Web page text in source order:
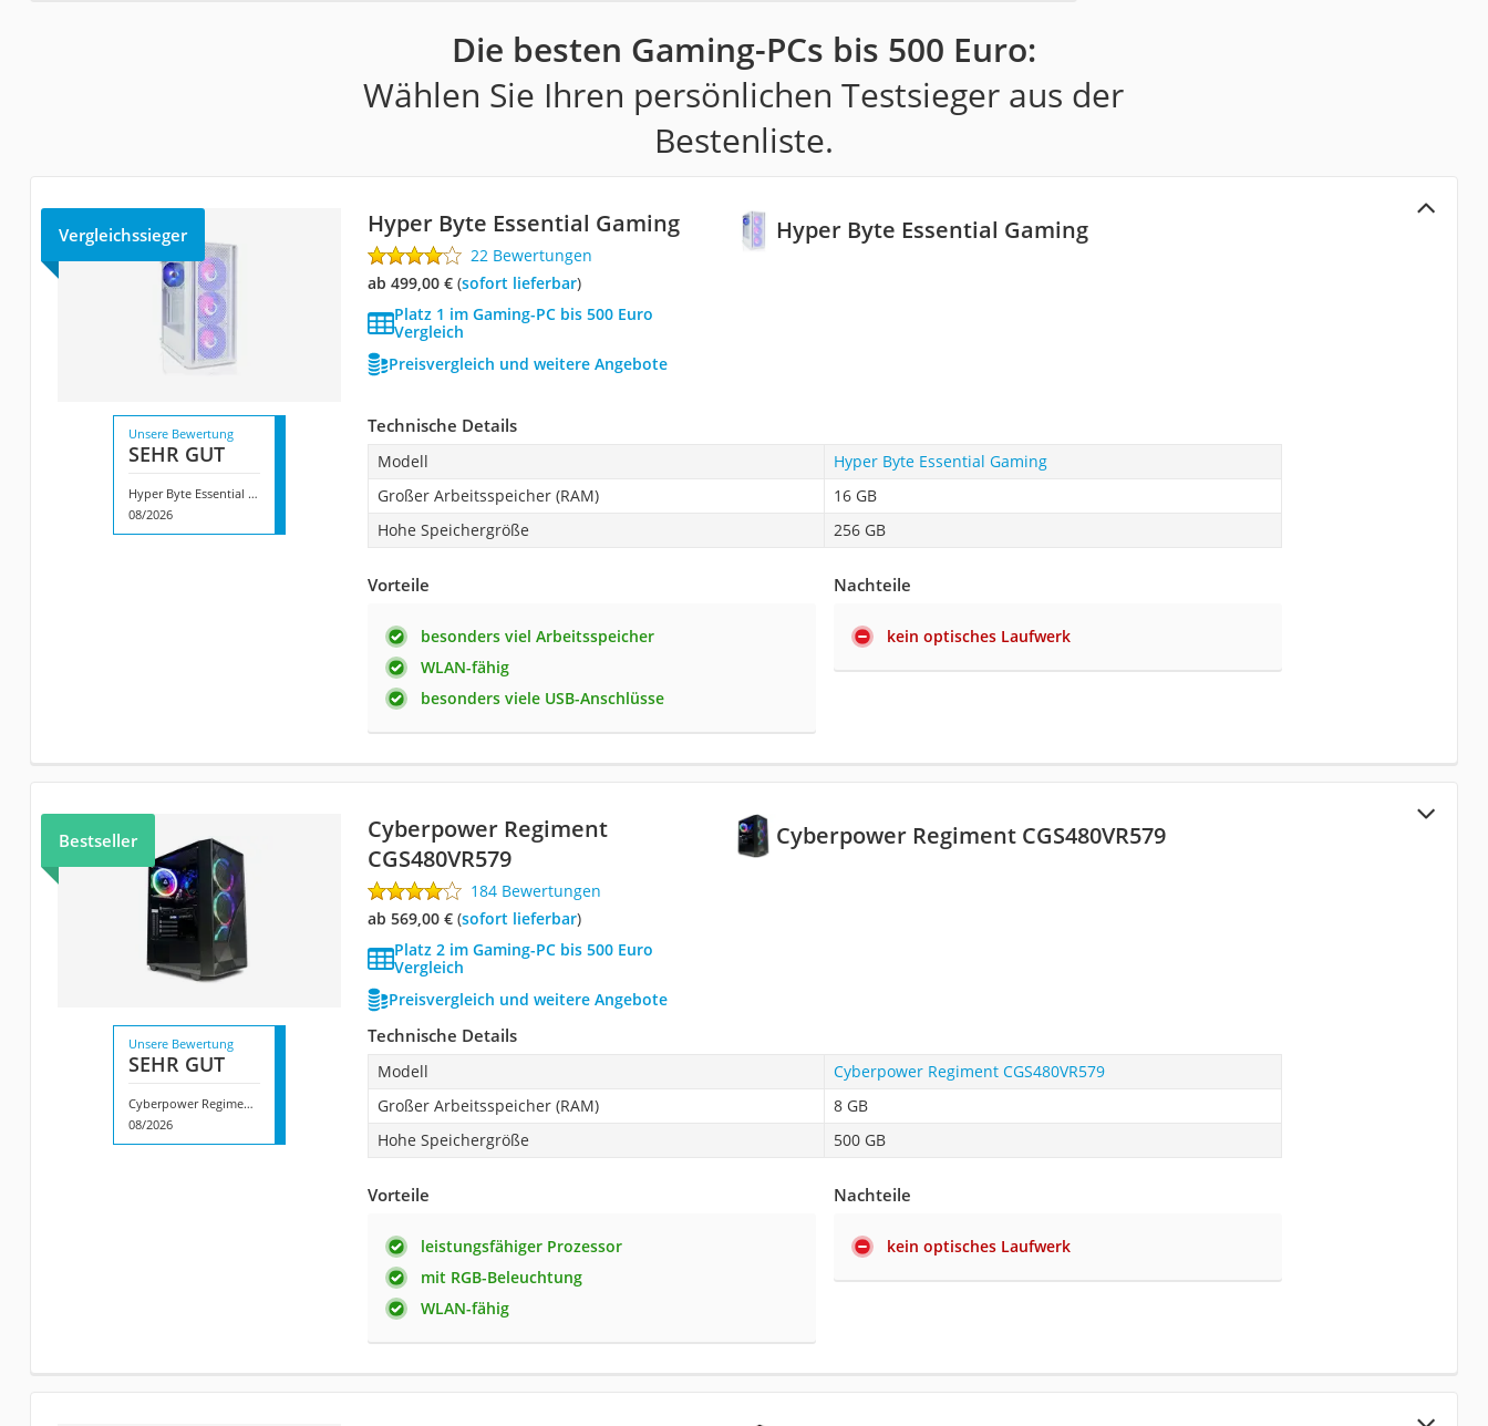
Die besten Gaming-PCs bis 500 Euro:
Wählen Sie Ihren persönlichen Testsieger aus der
Bestenliste.
Hyper Byte Essential Gaming
Vergleichssieger Hyper Byte Essential Gaming
22 Bewertungen
ab 499,00 €( Sofort lieferbar)
Platz 1 im Gaming-PC bis 500 Euro
Vergleich
Preisvergleich und weitere Angebote
Unsere Bewertung
SEHR GUT
Hyper Byte Essential Gaming
08/2026
Technische Details
Modell
Hyper Byte Essential Gaming
Großer Arbeitsspeicher (RAM)
16 GB
Hohe Speichergröße
256 GB
Vorteile
besonders viel Arbeitsspeicher
WLAN-fähig
besonders viele USB-Anschlüsse
Nachteile
kein optisches Laufwerk
Cyberpower Regiment CGS480VR579
Bestseller
Cyberpower Regiment
CGS480VR579
184 Bewertungen
ab 569,00 €( Sofort lieferbar)
Platz 2 im Gaming-PC bis 500 Euro
Vergleich
Preisvergleich und weitere Angebote
Unsere Bewertung
SEHR GUT
Cyberpower Regiment CGS480VR579
08/2026
Technische Details
Modell
Cyberpower Regiment CGS480VR579
Großer Arbeitsspeicher (RAM)
8 GB
Hohe Speichergröße
500 GB
Vorteile
leistungsfähiger Prozessor
mit RGB-Beleuchtung
WLAN-fähig
Nachteile
kein optisches Laufwerk